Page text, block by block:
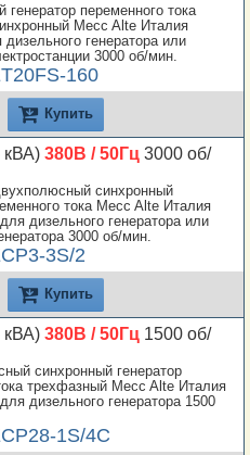
переменного тока
Mecc Alte Италия
генератора или
3000 об/мин.
160
Купить
кВА) 380В / 50Гц 3000 об/
синхронный
тока Mecc Alte Италия
дизельного генератора или
3000 об/мин.
3S/2
Купить
кВА) 380В / 50Гц 1500 об/
синхронный генератор
трехфазный Mecc Alte Италия
дизельного генератора 1500
1S/4C